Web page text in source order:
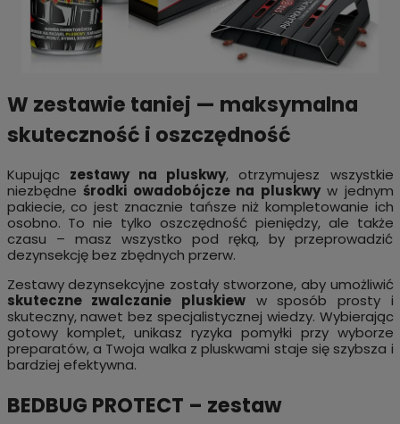
W zestawie taniej — maksymalna
skuteczność i oszczędność
Kupując zestawy na pluskwy, otrzymujesz wszystkie
niezbędne środki owadobójcze na pluskwyw jednym
pakiecie, co jest znacznie tańsze niż kompletowanie ich
osobno. To nie tylko oszczędność pieniędzy, ale także
czasu – masz wszystko pod ręką, by przeprowadzić
dezynsekcję bez zbędnych przerw.
Zestawy dezynsekcyjne zostały stworzone, aby umożliwić
skuteczne zwalczanie pluskieww sposób prosty i
skuteczny, nawet bez specjalistycznej wiedzy. Wybierając
gotowy komplet, unikasz ryzyka pomyłki przy wyborze
preparatów, a Twoja walka z pluskwami staje się szybsza i
bardziej efektywna.
BEDBUG PROTECT – zestaw